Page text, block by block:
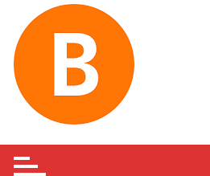
content